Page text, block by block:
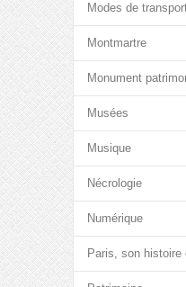
Modes de
Montmartre
Monument
Musées
Musique
Nécrologie
Numérique
Paris, son histoire